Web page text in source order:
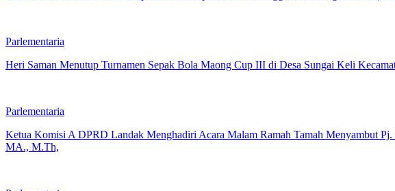
Parlementaria
Heri Saman Menutup Turnamen Sepak Bola Maong Cup III di Desa Sungai Keli
Parlementaria
Ketua Komisi A DPRD Landak Menghadiri Acara Malam Ramah Tamah Menyambut
MA., M.Th,